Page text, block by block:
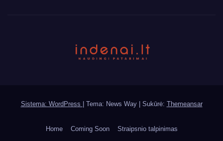
Sistema: WordPress Tema: News Way | Sukūrė: Themeansar
Home Coming Soon Straipsnio talpinimas